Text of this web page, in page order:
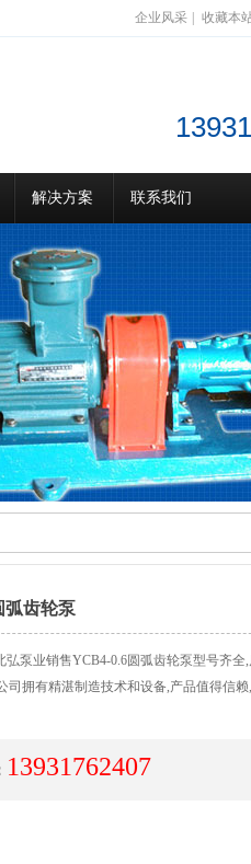
企业风采 收藏本
解决方案 联系我们
弧齿轮泵
弘泵业销售YCB4-0.6圆弧齿轮泵型号齐全
司拥有精湛制造技术和设备,产品值得信
13931762407